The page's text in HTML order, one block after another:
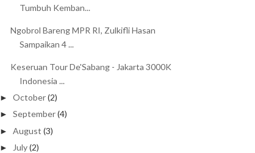
Tumbuh Kemban...
Ngobrol Bareng MPR RI, Zulkifli Hasan
Sampaikan 4 ...
Keseruan Tour De'Sabang - Jakarta 3000K
Indonesia ...
►October(2)
►September(4)
►August (3)
►July(2)